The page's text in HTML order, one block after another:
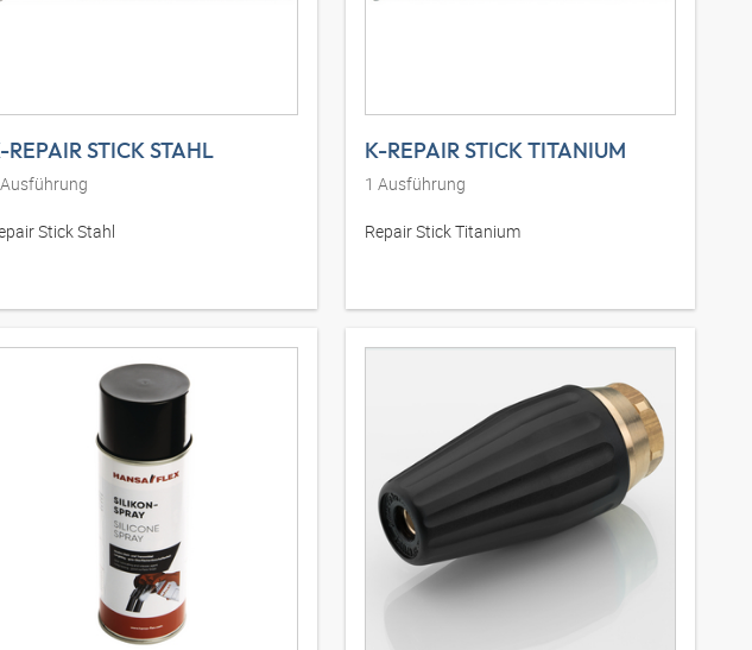
REPAIR STICK STAHL
Ausführung
Stick Stahl
K-REPAIR STICK TITANIUM
1 Ausführung
Repair Stick Titanium